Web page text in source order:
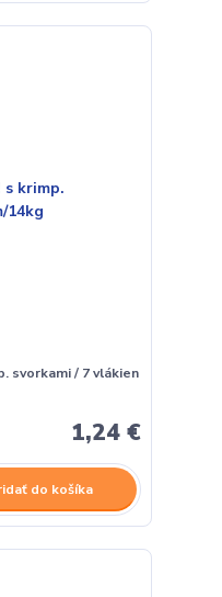
svorkami / 7 vlákien
1,24 €
do košíka